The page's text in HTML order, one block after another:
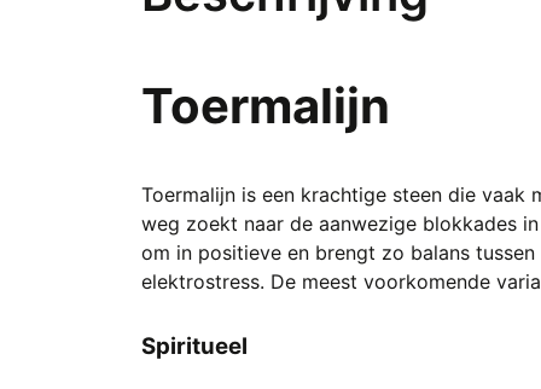
Toermalijn
Toermalijn is een krachtige steen die
weg zoekt naar de aanwezige blokkades
om in positieve en brengt zo balans
elektrostress. De meest voorkomende
Spiritueel